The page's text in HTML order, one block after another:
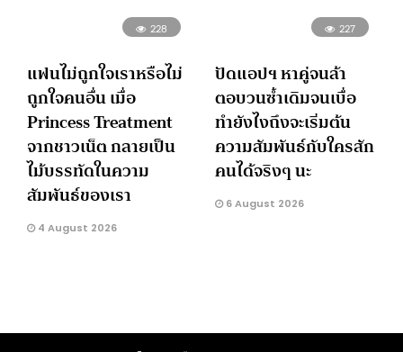
228
แฟนไม่ถูกใจเราหรือไม่
ถูกใจคนอื่น เมื่อ
Princess Treatment
จากชาวเน็ต กลายเป็น
ไม้บรรทัดในความ
สัมพันธ์ของเรา
4 August 2026
227
ปัดแอปฯ หาคู่จนล้า
ตอบวนซ้ำเดิมจนเบื่อ
ทำยังไงถึงจะเริ่มต้น
ความสัมพันธ์กับใครสัก
คนได้จริงๆ นะ
6 August 2026